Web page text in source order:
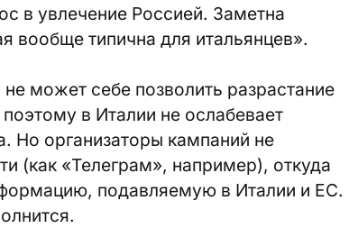
в увлечение Россией. Заметна
вообще типична для итальянцев».
может себе позволить разрастание
в Италии не ослабевает
Но организаторы кампаний не
(как «Телеграм», например), откуда
подавляемую в Италии и ЕС.